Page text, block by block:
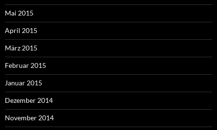
Mai 2015
April 2015
März 2015
Februar 2015
Januar 2015
Dezember 2014
November 2014